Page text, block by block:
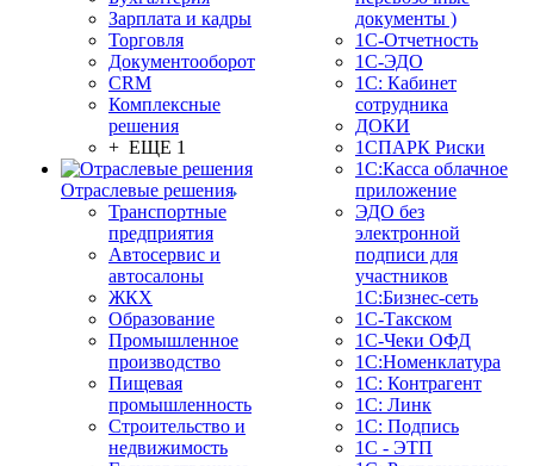
Зарплата и кадры
Торговля
Документооборот
CRM
Комплексные
решения
+ ЕЩЕ 1
Отраслевые решения
Транспортные
предприятия
Автосервис и
автосалоны
ЖКХ
Образование
Промышленное
производство
Пищевая
промышленность
Строительство и
недвижимость
документы )
1С-Отчетность
1С-ЭДО
1С: Кабинет
сотрудника
ДОКИ
1СПАРК Риски
1С:Касса облачное
приложение
ЭДО без
электронной
подписи для
участников
1С:Бизнес-сеть
1С-Такском
1С-Чеки ОФД
1С:Номенклатура
1С: Контрагент
1С: Линк
1С: Подпись
1С - ЭТП